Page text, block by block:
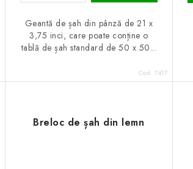
Geantă de șah din pânză de 21 x
3,75 inci, care poate conține o
tablă de șah standard de 50 x 50...
Cod:7417
Breloc de șah din lemn